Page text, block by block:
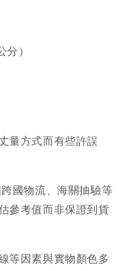
）
量方式而有些許誤
國物流、海關抽驗等
參考值而非保證到貨
等因素與實物顏色多